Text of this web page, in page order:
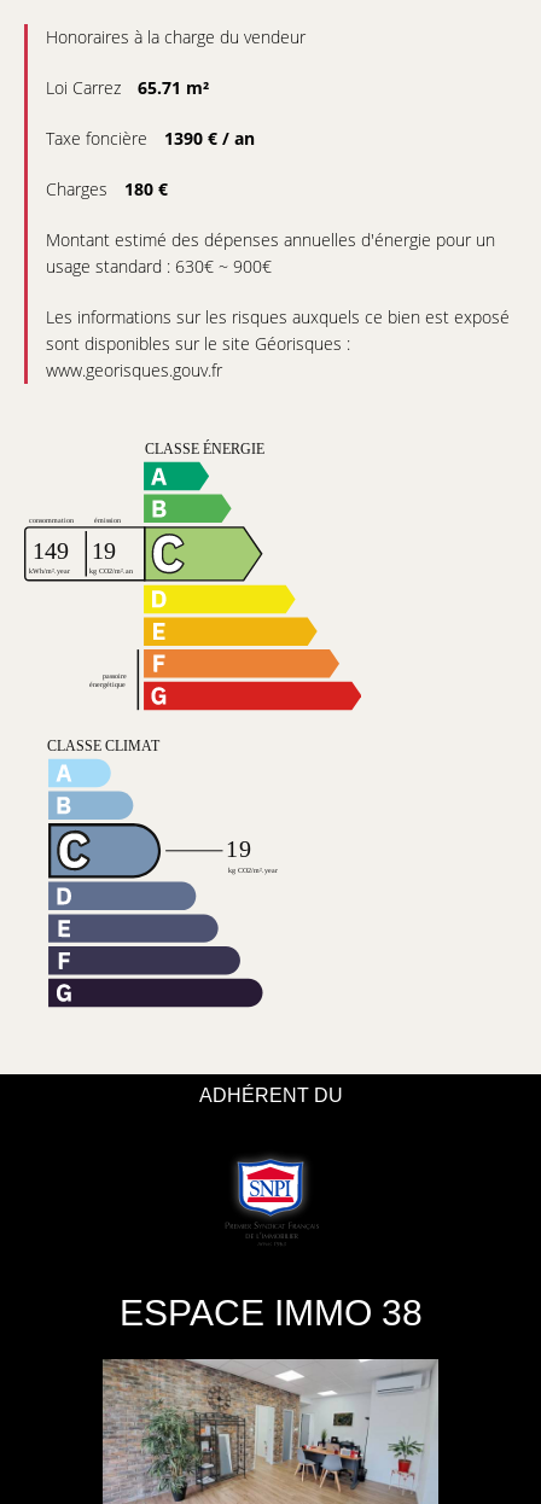
Honoraires à la charge du vendeur
Loi Carrez 65.71 m²
Taxe foncière 1390 € / an
Charges 180 €
Montant estimé des dépenses annuelles d'énergie pour un
usage standard : 630€ ~ 900€
Les informations sur les risques auxquels ce bien est exposé
sont disponibles sur le site Géorisques :
www.georisques.gouv.fr
ADHÉRENT DU
ESPACE IMMO 38